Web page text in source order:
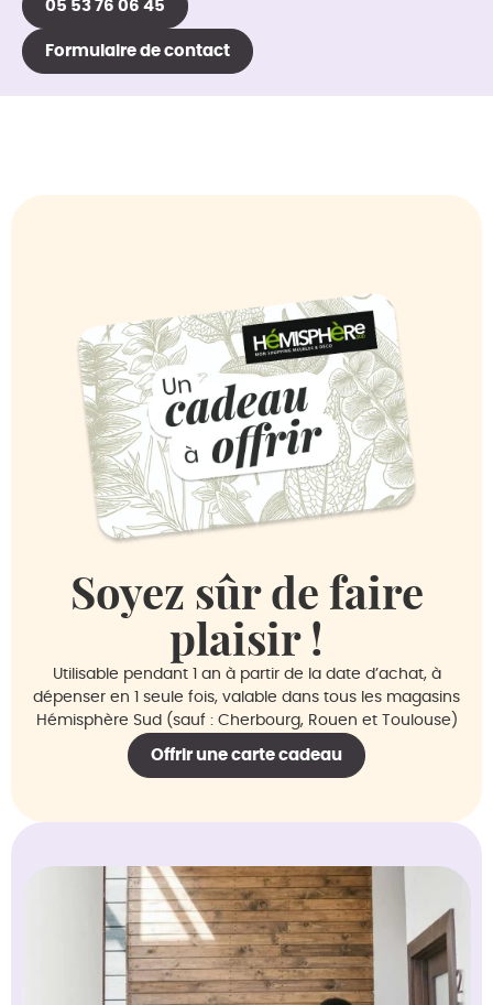
05 53 76 06 45
Formulaire de contact
Soyez sûr de faire
plaisir !
Utilisable pendant 1 an à partir de la date d’achat, à
dépenser en 1 seule fois, valable dans tous les magasins
Hémisphère Sud (sauf : Cherbourg, Rouen et Toulouse)
Offrir une carte cadeau